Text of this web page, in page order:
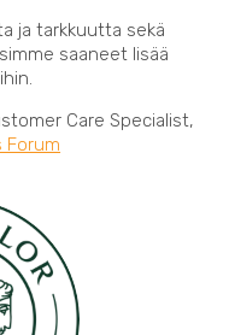
ja tarkkuutta sekä
saaneet lisää
Care Specialist,
Forum